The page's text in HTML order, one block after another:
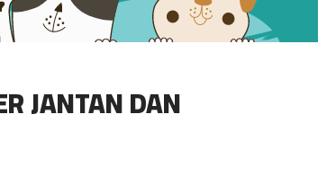
JANTAN DAN